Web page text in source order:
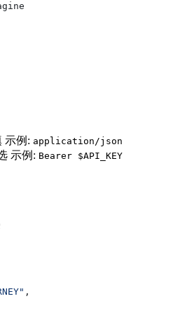
示例: application/json
示例: Bearer $API_KEY
,